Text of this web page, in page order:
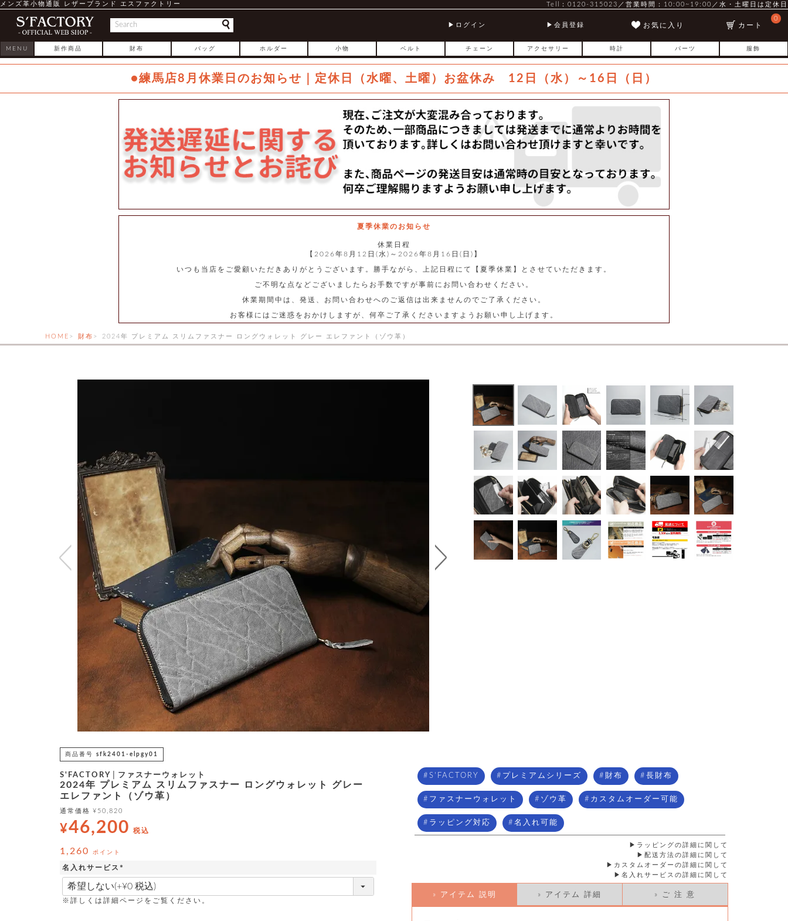
メンズ革小物通販 レザーブランド エスファクトリー Tell：0120-315023／営業時間：10:00~19:00／水・土曜日は定休日
ログイン 会員登録 お気に入り
0
カート
MENU 新作商品 財布 バッグ ホルダー 小物 ベルト チェーン アクセサリー 時計 パーツ 服飾
●練馬店8月休業日のお知らせ｜定休日（水曜、土曜）お盆休み 12日（水）～16日（日）
夏季休業のお知らせ
休業日程
【2026年8月12日(水)～2026年8月16日(日)】
いつも当店をご愛顧いただきありがとうございます。勝手ながら、上記日程にて【夏季休業】とさせていただきます。
ご不明な点などございましたらお手数ですが事前にお問い合わせください。
休業期間中は、発送、お問い合わせへのご返信は出来ませんのでご了承ください。
お客様にはご迷惑をおかけしますが、何卒ご了承くださいますようお願い申し上げます。
HOME 財布 2024年 プレミアム スリムファスナー ロングウォレット グレー エレファント（ゾウ革）
商品番号 sfk2401-elpgy01
S'FACTORY│ファスナーウォレット
2024年 プレミアム スリムファスナー ロングウォレット グレー
エレファント（ゾウ革）
通常価格 ¥ 50,820
¥46,200 税込
1,260 ポイント
名入れサービス
(
必
須
※詳しくは詳細ページをご覧ください。
S'FACTORY プレミアムシリーズ 財布 長財布
ファスナーウォレット ゾウ革 カスタムオーダー可能
ラッピング対応 名入れ可能
ラッピングの詳細に関して
配送方法の詳細に関して
カスタムオーダーの詳細に関して
名入れサービスの詳細に関して
» アイテム 説明 » アイテム 詳細 » ご 注 意